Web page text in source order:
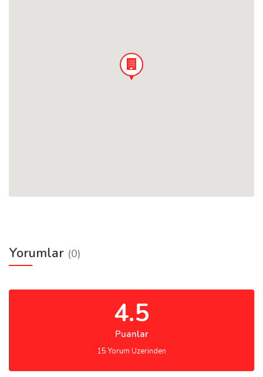
Yorumlar (0)
4.5
Puanlar
15 Yorum Uzerinden